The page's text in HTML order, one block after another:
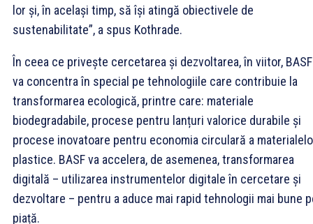
lor și, în același timp, să își atingă obiectivele de
sustenabilitate”, a spus Kothrade.
În ceea ce privește cercetarea și dezvoltarea, în viitor,
va concentra în special pe tehnologiile care contribuie la
transformarea ecologică, printre care: materiale
biodegradabile, procese pentru lanțuri valorice durabile și
procese inovatoare pentru economia circulară a
plastice. BASF va accelera, de asemenea, transformarea
digitală – utilizarea instrumentelor digitale în cercetare și
dezvoltare – pentru a aduce mai rapid tehnologii mai bune
piață.